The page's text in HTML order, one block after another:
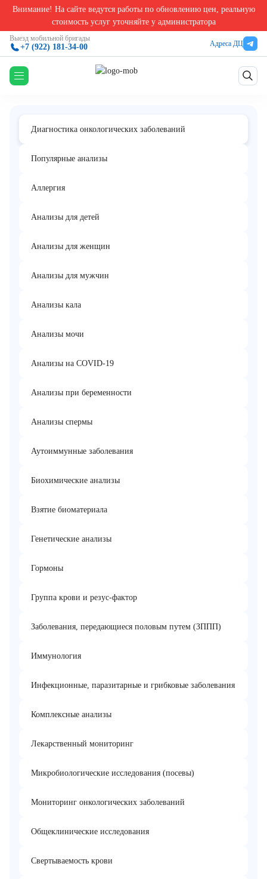
Внимание! На сайте ведутся работы по обновлению цен, реальную
стоимость услуг уточняйте у администратора
Выезд мобильной бригады
+7 (922) 181-34-00 Адреса ДЦ
Анализы на онкологические заболевания Прогастрин-высвобождающий
Прогастрин-высвобождающий пептид
(Pro-GRP)
Диагностика онкологических заболеваний
Популярные анализы
Аллергия
Анализы для детей
Анализы для женщин
Анализы для мужчин
Анализы кала
Анализы мочи
Анализы на COVID-19
Анализы при беременности
Анализы спермы
Аутоиммунные заболевания
Биохимические анализы
Взятие биоматериала
Генетические анализы
Гормоны
Группа крови и резус-фактор
Заболевания, передающиеся половым путем (ЗППП)
Иммунология
Инфекционные, паразитарные и грибковые заболевания
Комплексные анализы
Лекарственный мониторинг
Микробиологические исследования (посевы)
Мониторинг онкологических заболеваний
Общеклинические исследования
Свертываемость крови